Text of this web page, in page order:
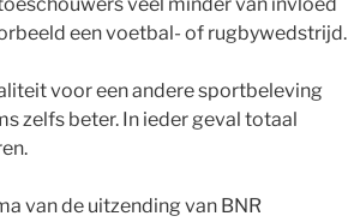
een voetbal- of rugbywedstrijd.
voor een andere sportbeleving
zelfs beter. In ieder geval totaal
van de uitzending van BNR